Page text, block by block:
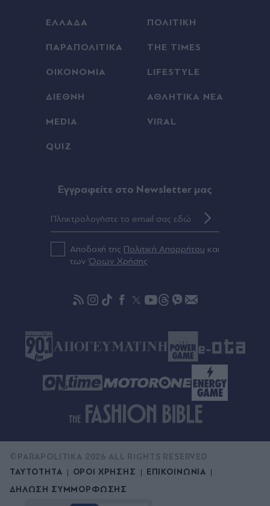
ΕΛΛΑΔΑ ΠΟΛΙΤΙΚΗ
ΠΑΡΑΠΟΛΙΤΙΚΑ THE TIMES
ΟΙΚΟΝΟΜΙΑ LIFESTYLE
ΔΙΕΘΝΗ ΑΘΛΗΤΙΚΑ ΝΕΑ
MEDIA VIRAL
QUIZ
Eγγραφείτε στο Newsletter μας
Αποδοχή της Πολιτική Απορρήτου και
τωνΌρων Χρήσης
ΤΑΥΤΟΤΗΤΑ ΟΡΟΙ ΧΡΗΣΗΣ
ΕΠΙΚΟΙΝΩΝΙΑ
ΔΗΛΩΣΗ ΣΥΜΜΟΡΦΩΣΗΣ
©PARAPOLITIKA 2026 ALL RIGHTS RESERVED